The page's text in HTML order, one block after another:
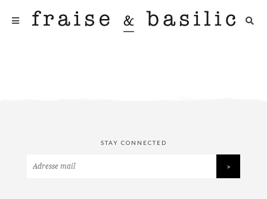
STAY CONNECTED